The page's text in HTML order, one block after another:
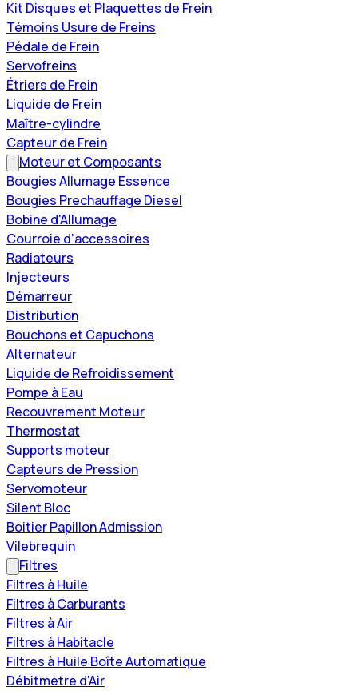
Kit Disques et Plaquettes de Frein
Témoins Usure de Freins
Pédale de Frein
Servofreins
Étriers de Frein
Liquide de Frein
Maître-cylindre
Capteur de Frein
Moteur et Composants
Bougies Allumage Essence
Bougies Prechauffage Diesel
Bobine d'Allumage
Courroie d'accessoires
Radiateurs
Injecteurs
Démarreur
Distribution
Bouchons et Capuchons
Alternateur
Liquide de Refroidissement
Pompe à Eau
Recouvrement Moteur
Thermostat
Supports moteur
Capteurs de Pression
Servomoteur
Silent Bloc
Boitier Papillon Admission
Vilebrequin
Filtres
Filtres à Huile
Filtres à Carburants
Filtres à Air
Filtres à Habitacle
Filtres à Huile Boîte Automatique
Débitmètre d'Air